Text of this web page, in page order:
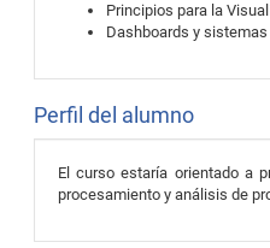
Principios para la
Dashboards y
Perfil del alumno
El curso estaría orientado a
procesamiento y análisis de